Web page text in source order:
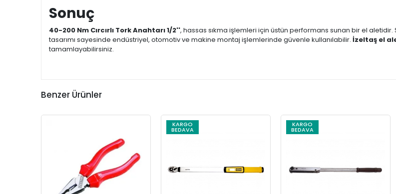
Sonuç
40-200 Nm Cırcırlı Tork Anahtarı 1/2'', hassas sıkma işlemleri için üstün performans sunan bir el
tasarımı sayesinde endüstriyel, otomotiv ve makine montaj işlemlerinde güvenle kullanılabilir. İzeltaş el
tamamlayabilirsiniz.
Benzer Ürünler
KARGO
BEDAVA
KARGO
BEDAVA